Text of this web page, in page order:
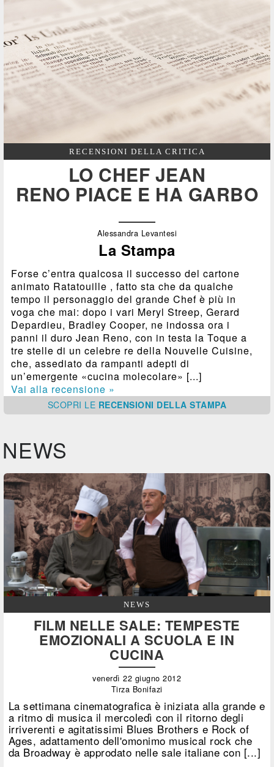
RECENSIONI DELLA CRITICA
LO CHEF JEAN
RENO PIACE E HA GARBO
Alessandra Levantesi
La Stampa
Forse c’entra qualcosa il successo del cartone
animato Ratatouille , fatto sta che da qualche
tempo il personaggio del grande Chef è più in
voga che mai: dopo i vari Meryl Streep, Gerard
Depardieu, Bradley Cooper, ne indossa ora i
panni il duro Jean Reno, con in testa la Toque a
tre stelle di un celebre re della Nouvelle Cuisine,
che, assediato da rampanti adepti di
un’emergente «cucina molecolare» [...]
Vai alla recensione »
SCOPRI LE RECENSIONI DELLA STAMPA
NEWS
NEWS
FILM NELLE SALE: TEMPESTE
EMOZIONALI A SCUOLA E IN
CUCINA
venerdì 22 giugno 2012
Tirza Bonifazi
La settimana cinematografica è iniziata alla grande e
a ritmo di musica il mercoledì con il ritorno degli
irriverenti e agitatissimi Blues Brothers e Rock of
Ages, adattamento dell'omonimo musical rock che
da Broadway è approdato nelle sale italiane con [...]